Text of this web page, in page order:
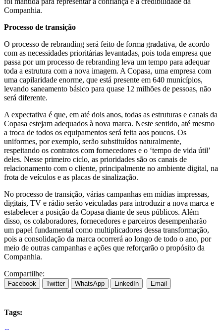
Companhia.
Processo de transição
O processo de rebranding será feito de forma gradativa, de acordo
com as necessidades prioritárias levantadas, pois toda empresa que
passa por um processo de rebranding leva um tempo para adequar
toda a estrutura com a nova imagem. A Copasa, uma empresa com
uma capilaridade enorme, que está presente em 640 municípios,
levando saneamento básico para quase 12 milhões de pessoas, não
será diferente.
A expectativa é que, em até dois anos, todas as estruturas e canais da
Copasa estejam adequados à nova marca. Neste sentido, até mesmo
a troca de todos os equipamentos será feita aos poucos. Os
uniformes, por exemplo, serão substituídos naturalmente,
respeitando os contratos com fornecedores e o ‘tempo de vida útil’
deles. Nesse primeiro ciclo, as prioridades são os canais de
relacionamento com o cliente, principalmente no ambiente digital, na
frota de veículos e as placas de sinalização.
No processo de transição, várias campanhas em mídias impressas,
digitais, TV e rádio serão veiculadas para introduzir a nova marca e
estabelecer a posição da Copasa diante de seus públicos. Além
disso, os colaboradores, fornecedores e parceiros desempenharão
um papel fundamental como multiplicadores dessa transformação,
pois a consolidação da marca ocorrerá ao longo de todo o ano, por
meio de outras campanhas e ações que reforçarão o propósito da
Companhia.
Compartilhe:
Facebook Twitter WhatsApp LinkedIn Email
Tags: